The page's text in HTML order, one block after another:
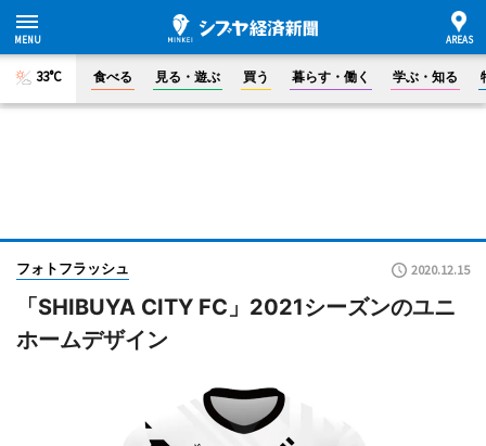
33°C 食べる 見る・遊ぶ 買う 暮らす・働く 学ぶ・知る
フォトフラッシュ 2020.12.15
「SHIBUYA CITY FC」2021シーズンのユニ
ホームデザイン